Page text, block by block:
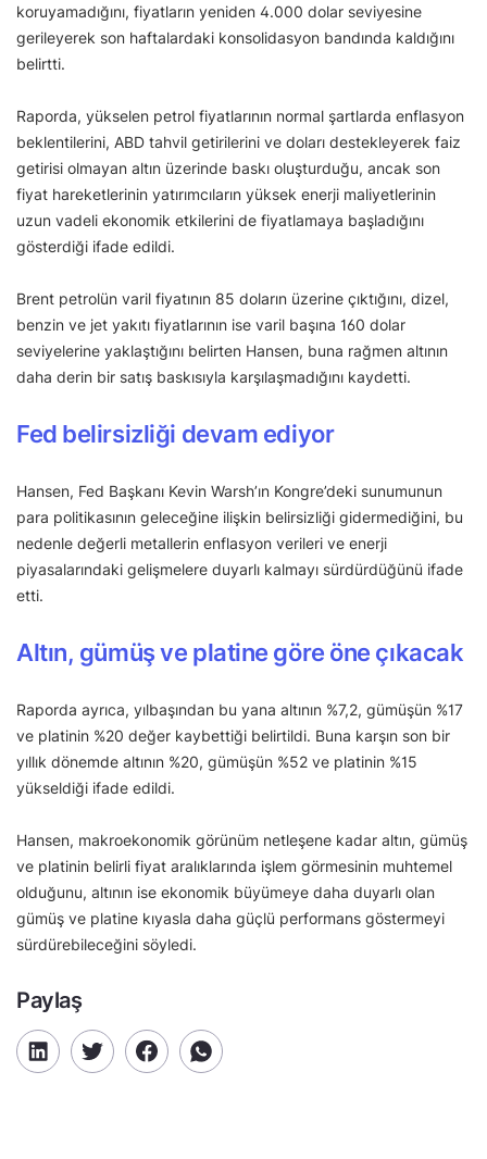
koruyamadığını, fiyatların yeniden 4.000 dolar seviyesine
gerileyerek son haftalardaki konsolidasyon bandında kaldığını
belirtti.
Raporda, yükselen petrol fiyatlarının normal şartlarda enflasyon
beklentilerini, ABD tahvil getirilerini ve doları destekleyerek faiz
getirisi olmayan altın üzerinde baskı oluşturduğu, ancak son
fiyat hareketlerinin yatırımcıların yüksek enerji maliyetlerinin
uzun vadeli ekonomik etkilerini de fiyatlamaya başladığını
gösterdiği ifade edildi.
Brent petrolün varil fiyatının 85 doların üzerine çıktığını, dizel,
benzin ve jet yakıtı fiyatlarının ise varil başına 160 dolar
seviyelerine yaklaştığını belirten Hansen, buna rağmen altının
daha derin bir satış baskısıyla karşılaşmadığını kaydetti.
Fed belirsizliği devam ediyor
Hansen, Fed Başkanı Kevin Warsh’ın Kongre’deki sunumunun
para politikasının geleceğine ilişkin belirsizliği gidermediğini, bu
nedenle değerli metallerin enflasyon verileri ve enerji
piyasalarındaki gelişmelere duyarlı kalmayı sürdürdüğünü ifade
etti.
Altın, gümüş ve platine göre öne çıkacak
Raporda ayrıca, yılbaşından bu yana altının %7,2, gümüşün %17
ve platinin %20 değer kaybettiği belirtildi. Buna karşın son bir
yıllık dönemde altının %20, gümüşün %52 ve platinin %15
yükseldiği ifade edildi.
Hansen, makroekonomik görünüm netleşene kadar altın, gümüş
ve platinin belirli fiyat aralıklarında işlem görmesinin muhtemel
olduğunu, altının ise ekonomik büyümeye daha duyarlı olan
gümüş ve platine kıyasla daha güçlü performans göstermeyi
sürdürebileceğini söyledi.
Paylaş